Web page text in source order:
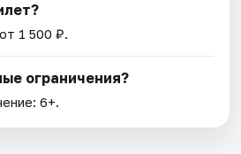
1 500 ₽.
ограничения?
6+.